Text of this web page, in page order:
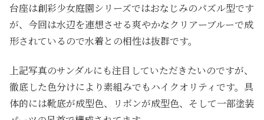
台座は創彩少女庭園シリーズではおなじみのパズル型です
が、今回は水辺を連想させる爽やかなクリアーブルーで成
形されているので水着との相性は抜群です。
上記写真のサンダルにも注目していただきたいのですが、
徹底した色分けにより素組みでもハイクオリティです。具
体的には靴底が成型色、リボンが成型色、そして一部塗装